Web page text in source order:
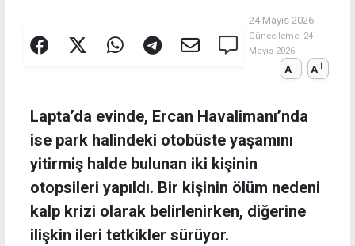
24 Mayıs 2026
Güncelleme: 24
Mayıs 2026
A A
Lapta’da evinde, Ercan Havalimanı’nda
ise park halindeki otobüste yaşamını
yitirmiş halde bulunan iki kişinin
otopsileri yapıldı. Bir kişinin ölüm nedeni
kalp krizi olarak belirlenirken, diğerine
ilişkin ileri tetkikler sürüyor.